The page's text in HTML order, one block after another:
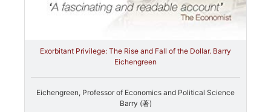
Exorbitant Privilege: The Rise and Fall of the Dollar. Barry
Eichengreen
Eichengreen, Professor of Economics and Political Science
Barry (著)